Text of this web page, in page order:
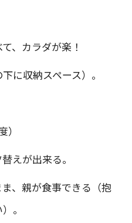
、カラダが楽！
に収納スペース）。
えが出来る。
、親が食事できる（抱
。